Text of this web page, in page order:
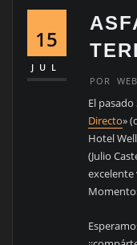
15
JUL
POR
El
Directo»
Hotel
(Julio
excelente